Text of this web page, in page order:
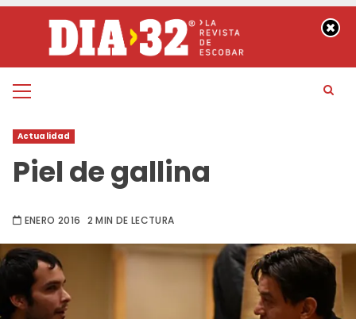
contenido
Menú
Actualidad
Piel de gallina
ENERO 2016 2 MIN DE LECTURA